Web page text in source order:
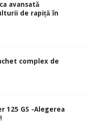
avansată
de rapiță în
complex de
125 GS -Alegerea